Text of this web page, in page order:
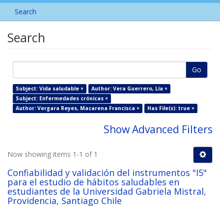
Search
Search
Go
Subject: Vida saludable ×
Author: Vera Guerrero, Lía ×
Subject: Enfermedades crónicas ×
Author: Vergara Reyes, Macarena Francisca ×
Has File(s): true ×
Show Advanced Filters
Now showing items 1-1 of 1
Confiabilidad y validación del instrumentos "I5"
para el estudio de hábitos saludables en
estudiantes de la Universidad Gabriela Mistral,
Providencia, Santiago Chile